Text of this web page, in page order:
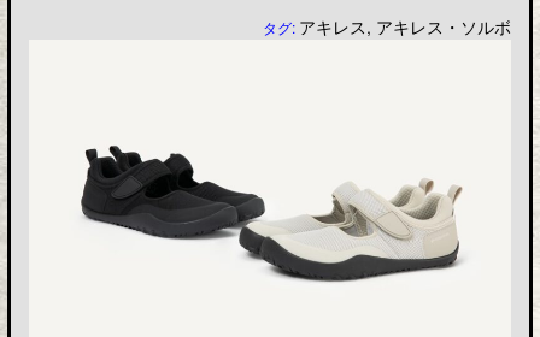
タグ: アキレス, アキレス・ソルボ